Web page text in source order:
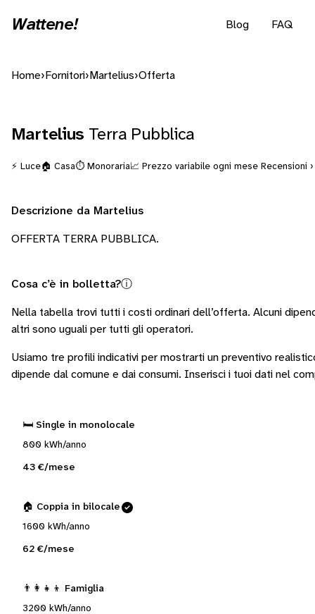
Wattene! Blog FAQ
Home› Fornitori› Martelius›Offerta
Martelius Terra Pubblica
⚡ Luce🏠 Casa⏱️ Monoraria📈 Prezzo variabile ogni mese Recensioni ›
Descrizione da Martelius
OFFERTA TERRA PUBBLICA.
Cosa c’è in bolletta?ⓘ
Nella tabella trovi tutti i costi ordinari dell’offerta. Alcuni
altri sono uguali per tutti gli operatori.
Usiamo tre profili indicativi per mostrarti un preventivo
dipende dal comune e dai consumi. Inserisci i tuoi dati nel
🛏️ Single in monolocale
800 kWh/anno
43 €/mese
🏠 Coppia in bilocale
1600 kWh/anno
62 €/mese
👨‍👩‍👧‍👦 Famiglia
3200 kWh/anno